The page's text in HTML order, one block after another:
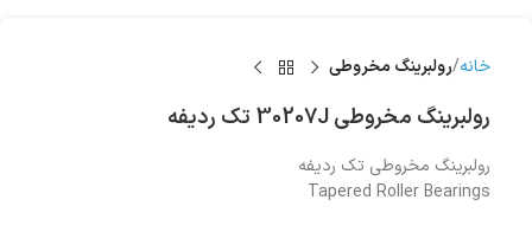
خانه رولبرینگ‌ مخروطی
رولبرینگ‌ مخروطی 30207J تک ردیفه
رولبرینگ‌ مخروطی تک ردیفه
Tapered Roller Bearings